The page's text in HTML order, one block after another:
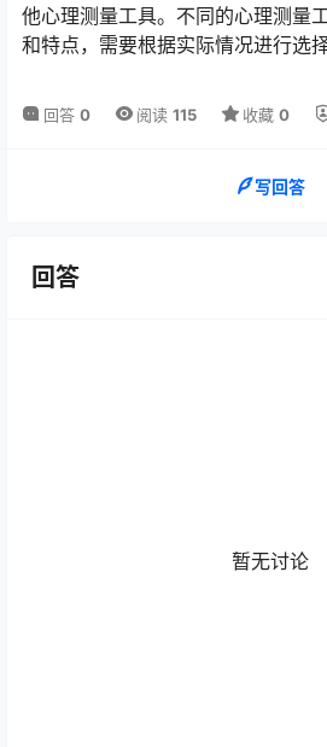
他心理测量工具。不同的心理测量
和特点，需要根据实际情况进行选择
回答 0 阅读 115 收藏 0
写回答
回答
暂无讨论